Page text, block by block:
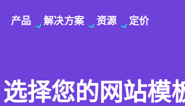
产品 解决方案 资源 定价
选择您的网站模